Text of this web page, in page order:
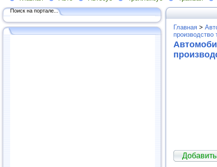
Поиск на портале...
Главная >
производство